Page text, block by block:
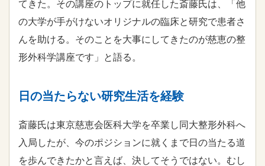
てきた。その講座のトップに就任した斎藤氏は、「他
の大学が手がけないオリジナルの臨床と研究で患者さ
んを助ける。そのことを大事にしてきたのが慈恵の整
形外科学講座です」と語る。
日の当たらない研究生活を経験
斎藤氏は東京慈恵会医科大学を卒業し同大整形外科へ
入局したが、今のポジションに就くまで日の当たる道
を歩んできたかと言えば、決してそうではない。むし